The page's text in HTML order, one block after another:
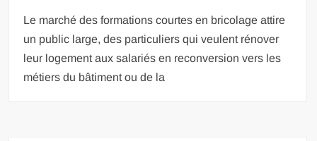
Le marché des formations courtes en bricolage attire
un public large, des particuliers qui veulent rénover
leur logement aux salariés en reconversion vers les
métiers du bâtiment ou de la